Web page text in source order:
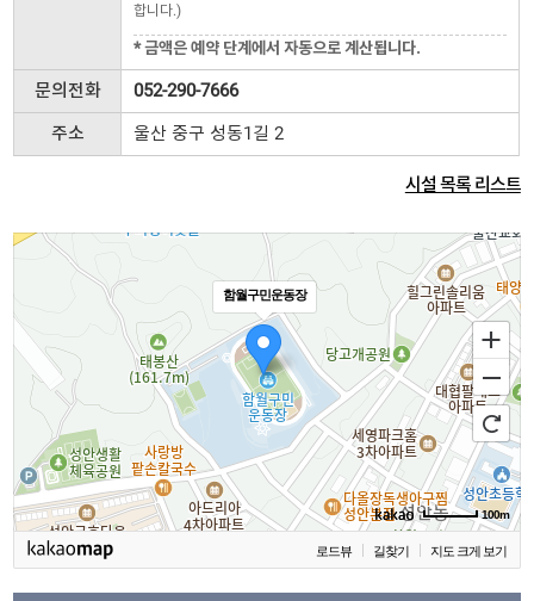
합니다.)
* 금액은 예약 단계에서 자동으로 계산됩니다.
문의전화
052-290-7666
주소
울산 중구 성동1길 2
시설 목록 리스트
함월구민운동장
100m
로드뷰 길찾기 지도 크게 보기